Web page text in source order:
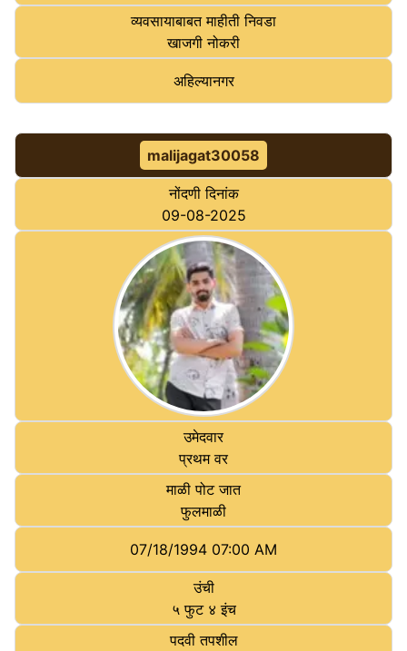
व्यवसायाबाबत माहीती निवडा
खाजगी नोकरी
अहि‍ल्‍यानगर
malijagat30058
नोंदणी दिनांक
09-08-2025
उमेदवार
प्रथम वर
माळी पोट जात
फुलमाळी
07/18/1994 07:00 AM
उंची
५ फुट ४ इंच
पदवी तपशील